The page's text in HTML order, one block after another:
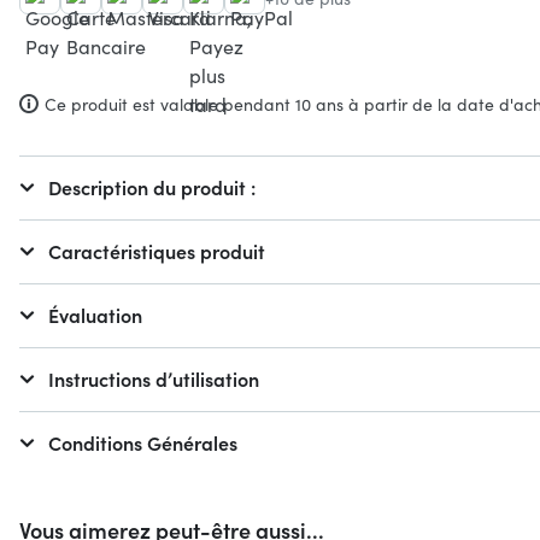
Vous aimerez peut-être aussi...
Ce produit est valable pendant 10 ans à partir de la date
Description du produit :
Caractéristiques produit
Évaluation
Instructions d’utilisation
Conditions Générales